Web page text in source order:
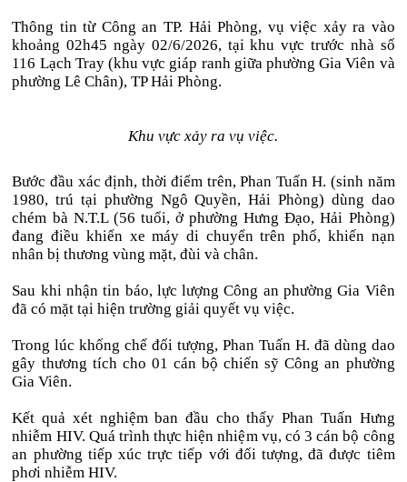
Thông tin từ Công an TP. Hải Phòng, vụ việc xảy ra vào
khoảng 02h45 ngày 02/6/2026, tại khu vực trước nhà số
116 Lạch Tray (khu vực giáp ranh giữa phường Gia Viên và
phường Lê Chân), TP Hải Phòng.
Khu vực xảy ra vụ việc.
Bước đầu xác định, thời điểm trên, Phan Tuấn H. (sinh năm
1980, trú tại phường Ngô Quyền, Hải Phòng) dùng dao
chém bà N.T.L (56 tuổi, ở phường Hưng Đạo, Hải Phòng)
đang điều khiển xe máy di chuyển trên phố, khiến nạn
nhân bị thương vùng mặt, đùi và chân.
Sau khi nhận tin báo, lực lượng Công an phường Gia Viên
đã có mặt tại hiện trường giải quyết vụ việc.
Trong lúc khống chế đối tượng, Phan Tuấn H. đã dùng dao
gây thương tích cho 01 cán bộ chiến sỹ Công an phường
Gia Viên.
Kết quả xét nghiệm ban đầu cho thấy Phan Tuấn Hưng
nhiễm HIV. Quá trình thực hiện nhiệm vụ, có 3 cán bộ công
an phường tiếp xúc trực tiếp với đối tượng, đã được tiêm
phơi nhiễm HIV.